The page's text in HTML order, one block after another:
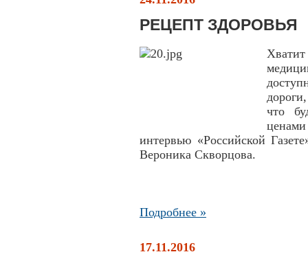
РЕЦЕПТ ЗДОРОВЬЯ
что
ценами
интервью «Российской
Вероника Скворцова.
Подробнее »
17.11.2016